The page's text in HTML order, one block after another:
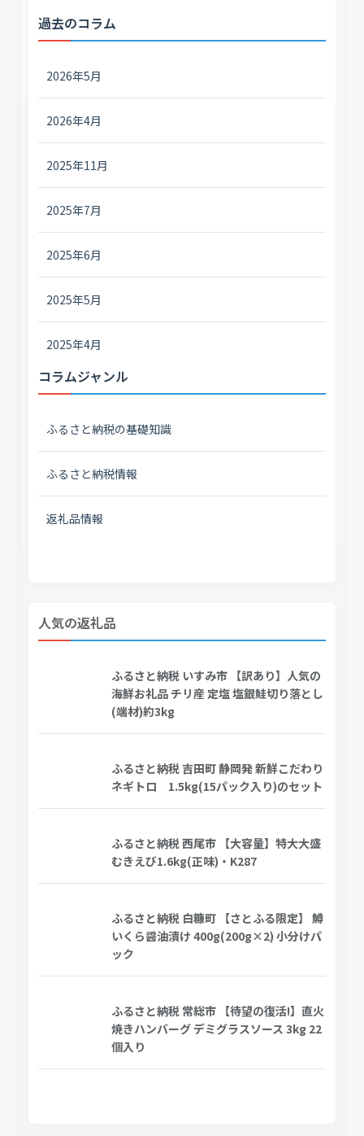
過去のコラム
2026年5月
2026年4月
2025年11月
2025年7月
2025年6月
2025年5月
2025年4月
コラムジャンル
ふるさと納税の基礎知識
ふるさと納税情報
返礼品情報
人気の返礼品
ふるさと納税 いすみ市 【訳あり】人気の
海鮮お礼品 チリ産 定塩 塩銀鮭切り落とし
(端材)約3kg
ふるさと納税 吉田町 静岡発 新鮮こだわり
ネギトロ 1.5kg(15パック入り)のセット
ふるさと納税 西尾市 【大容量】特大大盛
むきえび1.6kg(正味)・K287
ふるさと納税 白糠町 【さとふる限定】 鱒
いくら醤油漬け 400g(200g×2) 小分けパ
ック
ふるさと納税 常総市 【待望の復活!】直火
焼きハンバーグ デミグラスソース 3kg 22
個入り